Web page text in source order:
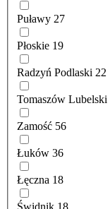
Puławy 27
Płoskie 19
Radzyń Podlaski 22
Tomaszów Lubelski
Zamość 56
Łuków 36
Łęczna 18